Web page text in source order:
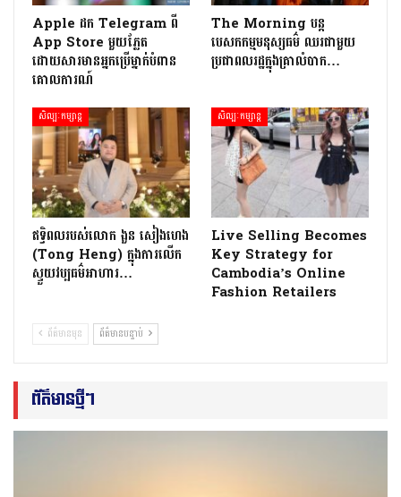
Apple ដក Telegram ពី
App Store មួយភ្លែត
ដោយសារមានអ្នកប្រើម្នាក់បំពាន
គោលការណ៍
The Morning បន្ត
បេសកកម្មមនុស្សធម៌ ឈរជាមួយ
ប្រជាពលរដ្ឋក្នុងគ្រាលំបាក…
សិល្បៈកម្សាន្ត
ឥទ្ធិពលរបស់លោក ងួន សៀងហេង
(Tong Heng) ក្នុងការលើក
ស្ទួយវប្បធម៌អាហារ…
សិល្បៈកម្សាន្ត
Live Selling Becomes
Key Strategy for
Cambodia’s Online
Fashion Retailers
ព័ត៌មានមុន ព័ត៌មានបន្ទាប់
ព័ត៌មានថ្មីៗ